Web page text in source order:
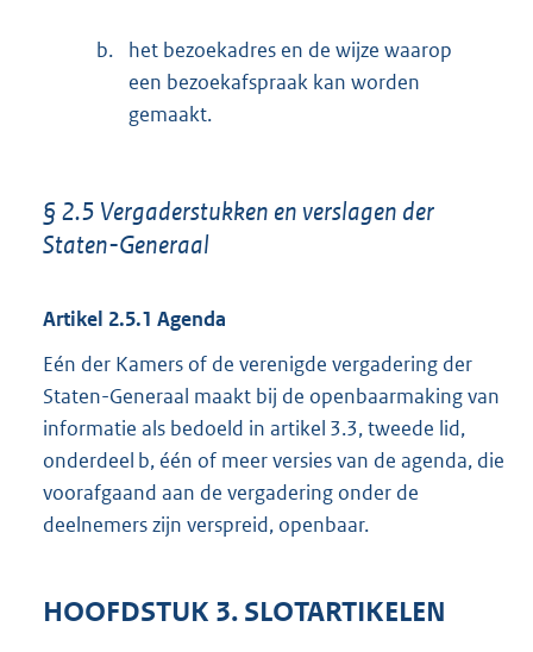
b.
het bezoekadres en de wijze waarop
een bezoekafspraak kan worden
gemaakt.
§ 2.5 Vergaderstukken en verslagen der
Staten-Generaal
Artikel 2.5.1 Agenda
Eén der Kamers of de verenigde vergadering der
Staten-Generaal maakt bij de openbaarmaking van
informatie als bedoeld in artikel 3.3, tweede lid,
onderdeel b, één of meer versies van de agenda, die
voorafgaand aan de vergadering onder de
deelnemers zijn verspreid, openbaar.
HOOFDSTUK 3. SLOTARTIKELEN